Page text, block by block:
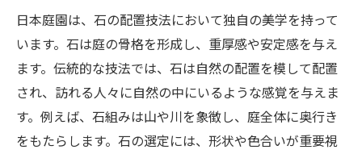
日本庭園は、石の配置技法において独自の美学を持って
います。石は庭の骨格を形成し、重厚感や安定感を与え
ます。伝統的な技法では、石は自然の配置を模して配置
され、訪れる人々に自然の中にいるような感覚を与えま
す。例えば、石組みは山や川を象徴し、庭全体に奥行き
をもたらします。石の選定には、形状や色合いが重要視